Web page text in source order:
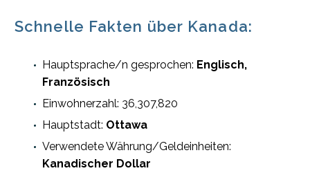
Schnelle Fakten über Kanada:
Hauptsprache/n gesprochen: Englisch,
Französisch
Einwohnerzahl: 36,307,820
Hauptstadt: Ottawa
Verwendete Währung/Geldeinheiten:
Kanadischer Dollar